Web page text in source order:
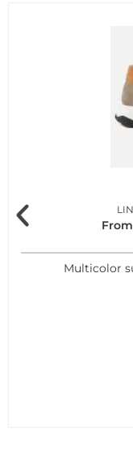
From
Multicolor